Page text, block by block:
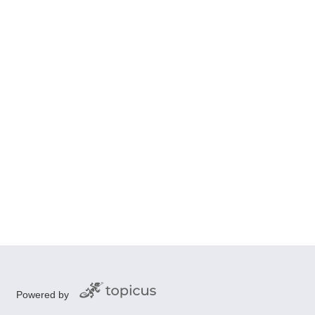
Powered by